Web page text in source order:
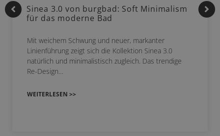
Sinea 3.0 von burgbad: Soft Minimalism
für das moderne Bad
Mit weichem Schwung und neuer, markanter
Linienführung zeigt sich die Kollektion Sinea 3.0
natürlich und minimalistisch zugleich. Das trendige
Re-Design…
WEITERLESEN >>